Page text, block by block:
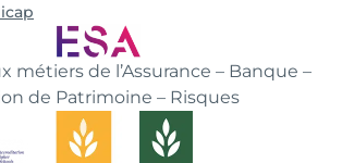
métiers de l’Assurance – Banque –
de Patrimoine – Risques